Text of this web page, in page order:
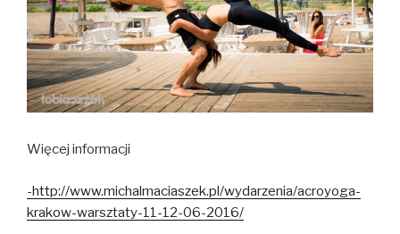
Więcej informacji
-http://www.michalmaciaszek.pl/wydarzenia/acroyoga-
krakow-warsztaty-11-12-06-2016/